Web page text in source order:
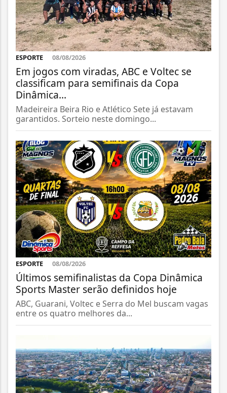
ESPORTE 08/08/2026
Em jogos com viradas, ABC e Voltec se
classificam para semifinais da Copa
Dinâmica...
Madeireira Beira Rio e Atlético Sete já estavam
garantidos. Sorteio neste domingo...
ESPORTE 08/08/2026
Últimos semifinalistas da Copa Dinâmica
Sports Master serão definidos hoje
ABC, Guarani, Voltec e Serra do Mel buscam vagas
entre os quatro melhores da...